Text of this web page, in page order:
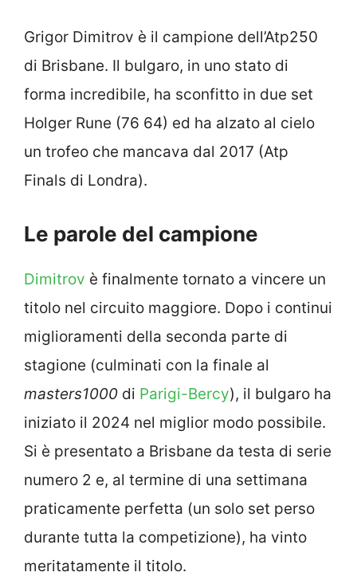
Grigor Dimitrov è il campione dell’Atp250
di Brisbane. Il bulgaro, in uno stato di
forma incredibile, ha sconfitto in due set
Holger Rune (76 64) ed ha alzato al cielo
un trofeo che mancava dal 2017 (Atp
Finals di Londra).
Le parole del campione
Dimitrov è finalmente tornato a vincere un
titolo nel circuito maggiore. Dopo i continui
miglioramenti della seconda parte di
stagione (culminati con la finale al
masters1000 di Parigi-Bercy), il bulgaro ha
iniziato il 2024 nel miglior modo possibile.
Si è presentato a Brisbane da testa di serie
numero 2 e, al termine di una settimana
praticamente perfetta (un solo set perso
durante tutta la competizione), ha vinto
meritatamente il titolo.